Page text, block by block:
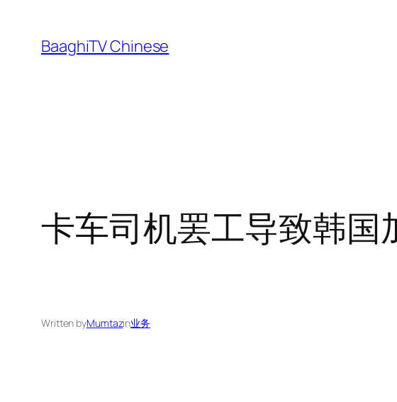
content
BaaghiTV Chinese
卡车司机罢工导致韩国
Written byMumtazin业务